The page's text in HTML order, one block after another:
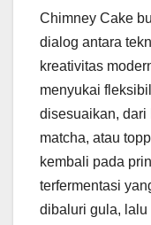
Chimney Cake
dialog antara
kreativitas
menyukai
disesuaikan, dari
matcha, atau
kembali pada
terfermentasi
dibaluri gula, lalu